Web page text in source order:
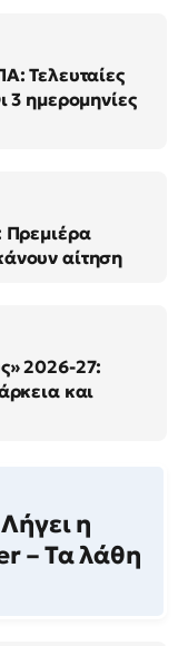
Τελευταίες
3 ημερομηνίες
Πρεμιέρα
αίτηση
2026-27:
και
η
– Τα λάθη